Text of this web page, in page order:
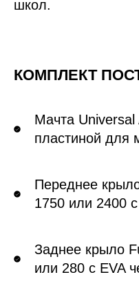
школ.
КОМПЛЕКТ
Мачта
пластиной для
Переднее
1750 или 2400
Заднее крыло
или 280 с EVA